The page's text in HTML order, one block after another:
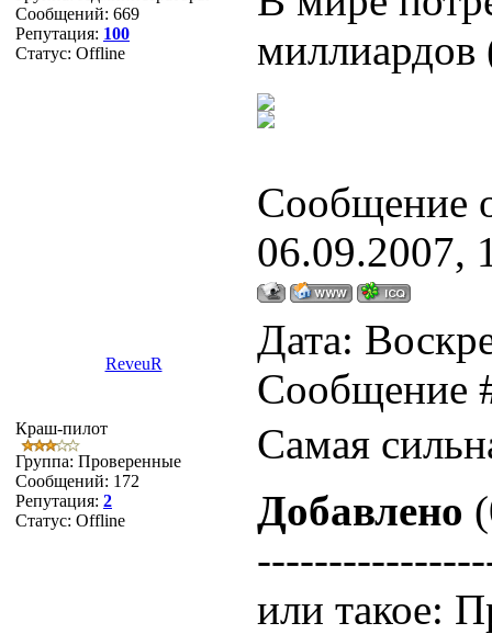
Сообщений: 669
Репутация: 100
Статус: Offline
миллиардов
Сообщение
06.09.2007,
ReveuR
Дата:
Сообщение
Краш-пилот
Группа: Проверенные
Сообщений: 172
Репутация: 2
Статус: Offline
Самая
Добавлено
или такое: